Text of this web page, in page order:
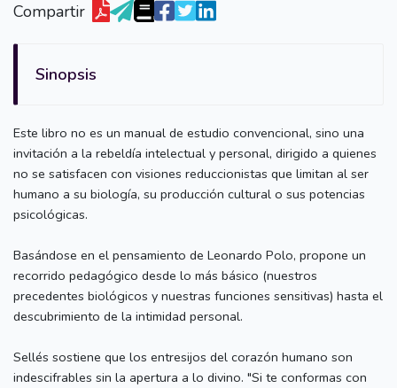
Compartir
Sinopsis
Este libro no es un manual de estudio convencional, sino una
invitación a la rebeldía intelectual y personal, dirigido a quienes
no se satisfacen con visiones reduccionistas que limitan al ser
humano a su biología, su producción cultural o sus potencias
psicológicas.
Basándose en el pensamiento de Leonardo Polo, propone un
recorrido pedagógico desde lo más básico (nuestros
precedentes biológicos y nuestras funciones sensitivas) hasta el
descubrimiento de la intimidad personal.
Sellés sostiene que los entresijos del corazón humano son
indescifrables sin la apertura a lo divino. "Si te conformas con